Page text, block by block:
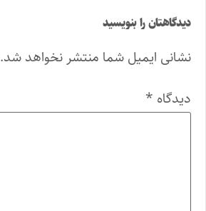
دیدگاهتان را بنویسید
نشانی ایمیل شما منتشر نخواهد شد.
دیدگاه *